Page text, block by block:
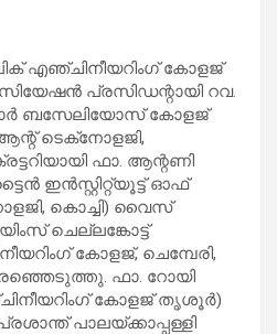
എഞ്ചിനീയറിംഗ് കോളജ്
പ്രസിഡന്റായി റവ.
ബസേലിയോസ് കോളജ്
ടെക്‌നോളജി,
ഫാ. ആന്റണി
ഇന്‍സ്റ്റിറ്റ്യൂട്ട് ഓഫ്
കൊച്ചി) വൈസ്
ചെല്ലങ്കോട്ട്
കോളജ്, ചെമ്പേരി,
ഫാ. റോയി
കോളജ് തൃശൂര്‍)
പാലയ്ക്കാപ്പള്ളി